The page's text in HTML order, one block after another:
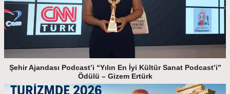
Şehir Ajandası Podcast’i “Yılın En İyi Kültür Sanat Podcast’i”
Ödülü – Gizem Ertürk